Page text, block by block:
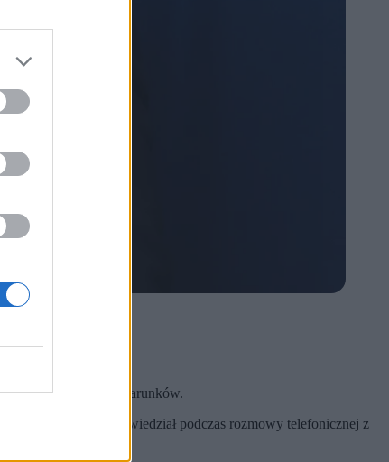
konkretnych warunków.
się agresji – powiedział podczas rozmowy telefonicznej z